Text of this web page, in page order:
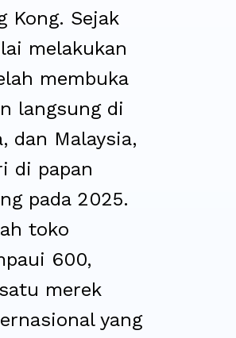
Kong. Sejak
melakukan
membuka
langsung di
dan Malaysia,
di papan
pada 2025.
toko
600,
merek
yang